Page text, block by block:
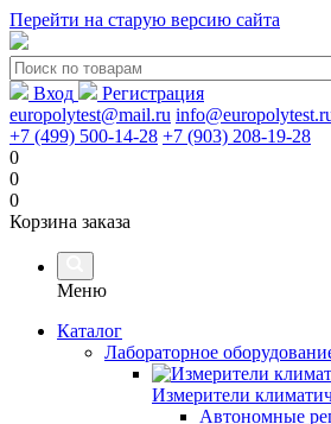
Перейти на старую версию сайта
Вход
Регистрация
europolytest@mail.ru
+7 (499) 500-14-28 +7 (903) 208-19-28
0
0
0
Корзина заказа
Меню
Каталог
Лабораторное
Измерители
Автономные